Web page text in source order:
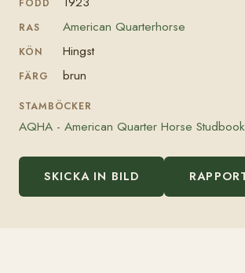
FÖDD
RAS American Quarterhorse
KÖN Hingst
FÄRG brun
STAMBÖCKER
AQHA - American Quarter Horse Studbook
SKICKA IN BILD